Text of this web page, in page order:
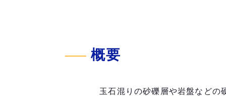
概要
玉石混りの砂礫層や岩盤などの